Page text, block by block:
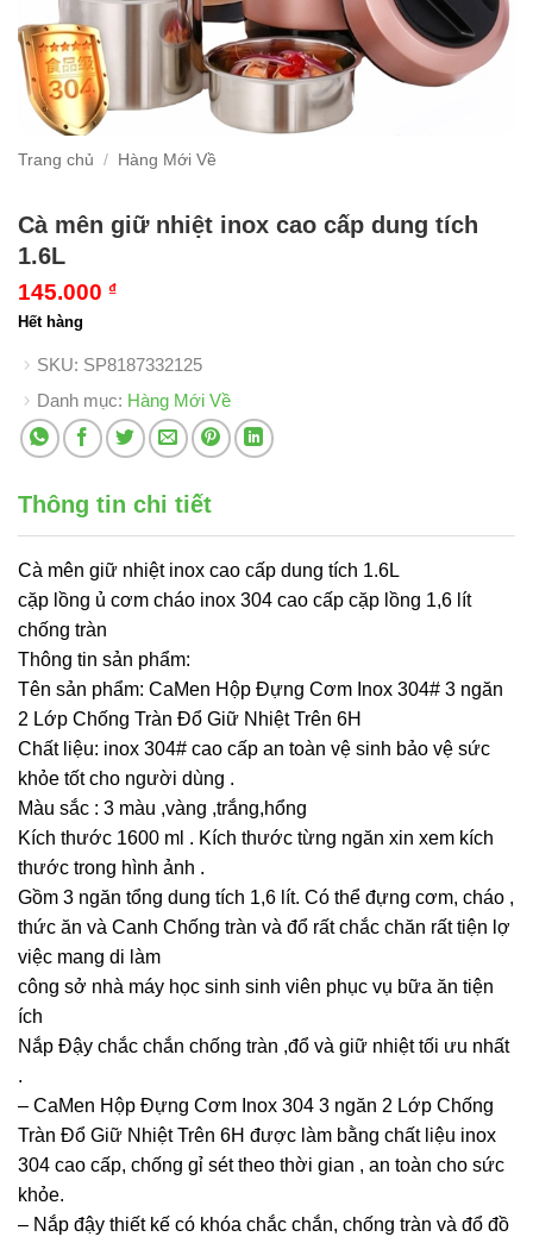
Trang chủ / Hàng Mới Về
Cà mên giữ nhiệt inox cao cấp dung tích
1.6L
145.000 ₫
Hết hàng
SKU: SP8187332125
Danh mục: Hàng Mới Về
Thông tin chi tiết
Cà mên giữ nhiệt inox cao cấp dung tích 1.6L
cặp lồng ủ cơm cháo inox 304 cao cấp cặp lồng 1,6 lít
chống tràn
Thông tin sản phẩm:
Tên sản phẩm: CaMen Hộp Đựng Cơm Inox 304# 3 ngăn
2 Lớp Chống Tràn Đổ Giữ Nhiệt Trên 6H
Chất liệu: inox 304# cao cấp an toàn vệ sinh bảo vệ sức
khỏe tốt cho người dùng .
Màu sắc : 3 màu ,vàng ,trắng,hổng
Kích thước 1600 ml . Kích thước từng ngăn xin xem kích
thước trong hình ảnh .
Gồm 3 ngăn tổng dung tích 1,6 lít. Có thể đựng cơm, cháo ,
thức ăn và Canh Chống tràn và đổ rất chắc chăn rất tiện lợ
việc mang di làm
công sở nhà máy học sinh sinh viên phục vụ bữa ăn tiện
ích
Nắp Đậy chắc chắn chống tràn ,đổ và giữ nhiệt tối ưu nhất
.
– CaMen Hộp Đựng Cơm Inox 304 3 ngăn 2 Lớp Chống
Tràn Đổ Giữ Nhiệt Trên 6H được làm bằng chất liệu inox
304 cao cấp, chống gỉ sét theo thời gian , an toàn cho sức
khỏe.
– Nắp đậy thiết kế có khóa chắc chắn, chống tràn và đổ đồ